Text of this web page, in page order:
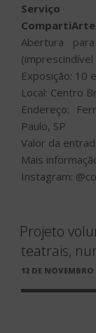
Serviço
CompartiArte
Abertura
Exposição: 10
Local: Centro
Endereço:
Paulo, SP
Valor da
Mais
Instagram:
Projeto
teatrais,
PUBLICADO
12 DE NOVEMBRO